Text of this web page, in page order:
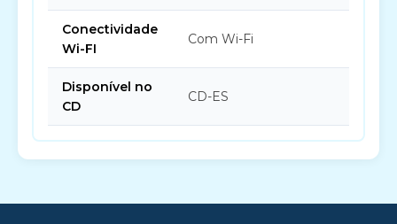
Conectividade
Wi-FI
Com Wi-Fi
Disponível no
CD
CD-ES